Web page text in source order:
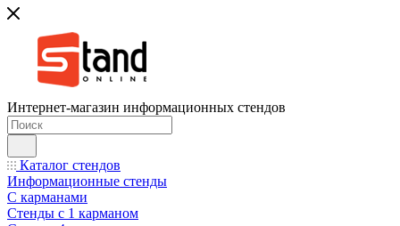
Интернет-магазин информационных стендов
Каталог стендов
Информационные стенды
С карманами
Стенды с 1 карманом